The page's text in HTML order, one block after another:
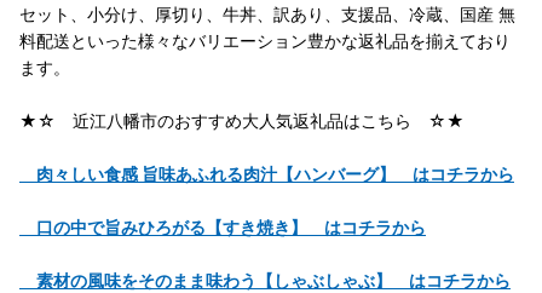
セット、小分け、厚切り、牛丼、訳あり、支援品、冷蔵、国産 無
料配送といった様々なバリエーション豊かな返礼品を揃えており
ます。
★☆ 近江八幡市のおすすめ大人気返礼品はこちら ☆★
肉々しい食感 旨味あふれる肉汁【ハンバーグ】 はコチラから
口の中で旨みひろがる【すき焼き】 はコチラから
素材の風味をそのまま味わう【しゃぶしゃぶ】 はコチラから